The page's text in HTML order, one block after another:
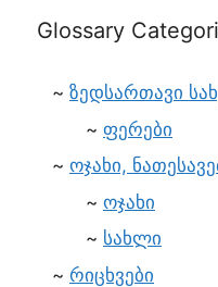
Glossary
ზედსართავი
ფერები
ოჯახი,
ოჯახი
სახლი
რიცხვები